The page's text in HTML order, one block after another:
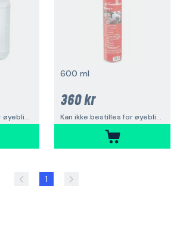
Kan ikke bestilles for øyeblikket
600 ml
360 kr
Kan ikke bestilles for øyeblikket
1